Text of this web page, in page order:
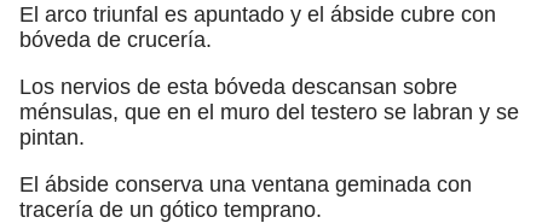
El arco triunfal es apuntado y el ábside cubre con
bóveda de crucería.
Los nervios de esta bóveda descansan sobre
ménsulas, que en el muro del testero se labran y se
pintan.
El ábside conserva una ventana geminada con
tracería de un gótico temprano.